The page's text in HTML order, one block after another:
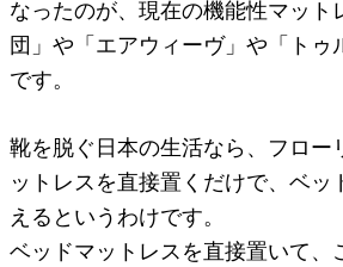
なったのが、現在の機能性マット
団」や「エアウィーヴ」や「トゥ
です。
靴を脱ぐ日本の生活なら、 フロー
ットレスを直接置くだけで、ベッ
えるというわけです。
ベッドマットレスを直接置いて、